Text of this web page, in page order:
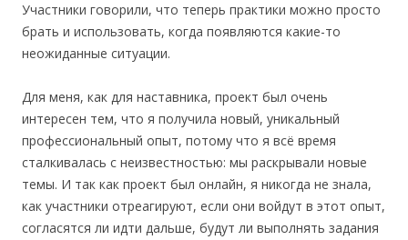
Участники говорили, что теперь практики можно просто
брать и использовать, когда появляются какие-то
неожиданные ситуации.
Для меня, как для наставника, проект был очень
интересен тем, что я получила новый, уникальный
профессиональный опыт, потому что я всё время
сталкивалась с неизвестностью: мы раскрывали новые
темы. И так как проект был онлайн, я никогда не знала,
как участники отреагируют, если они войдут в этот опыт,
согласятся ли идти дальше, будут ли выполнять задания